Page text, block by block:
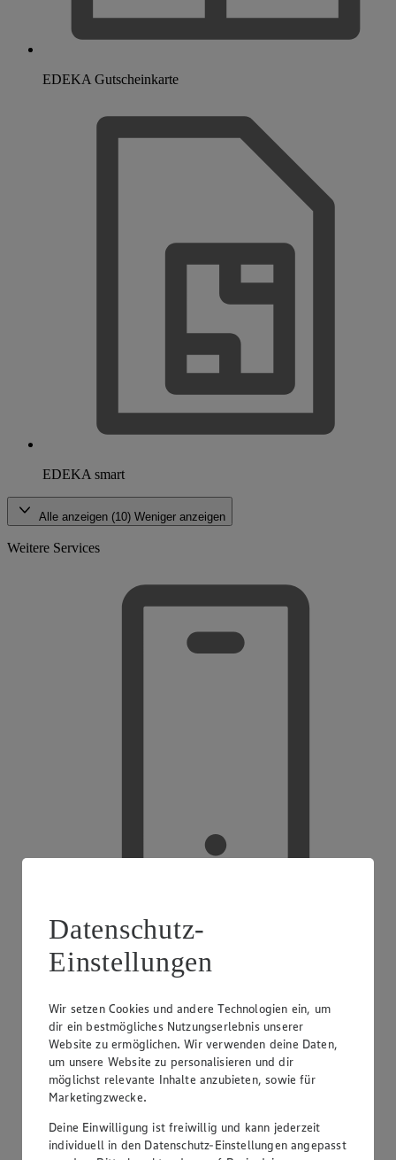
EDEKA Gutscheinkarte
EDEKA smart
Alle anzeigen (10) Weniger anzeigen
Weitere Services
Handy-Aufladung
Datenschutz-
Einstellungen
Wir setzen Cookies und andere Technologien ein, um
dir ein bestmögliches Nutzungserlebnis unserer
Website zu ermöglichen. Wir verwenden deine Daten,
um unsere Website zu personalisieren und dir
möglichst relevante Inhalte anzubieten, sowie für
Marketingzwecke.
Deine Einwilligung ist freiwillig und kann jederzeit
individuell in den Datenschutz-Einstellungen angepasst